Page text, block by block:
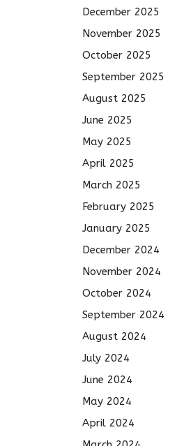
December 2025
November 2025
October 2025
September 2025
August 2025
June 2025
May 2025
April 2025
March 2025
February 2025
January 2025
December 2024
November 2024
October 2024
September 2024
August 2024
July 2024
June 2024
May 2024
April 2024